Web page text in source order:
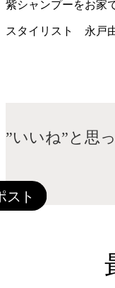
紫シャンプーをお家
スタイリスト 永戸
”いいね”と思